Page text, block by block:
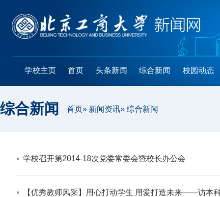
学校主页 首页 头条新闻 综合新闻 校园动态
综合新闻 首页» 新闻资讯» 综合新闻
学校召开第2014-18次党委常委会暨校长办公会​
【优秀教师风采】用心打动学生 用爱打造未来——访本科教学